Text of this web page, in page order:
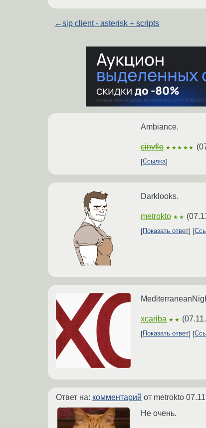
←sip client - asterisk + scripts
Ambiance.
cinyflo ★★★★★ (
Ссылка
Darklooks.
metrokto ★★ (
Показать ответ
xcariba ★★ (
Показать ответ
Ответ на: комментарий от metrokto
Не очень.